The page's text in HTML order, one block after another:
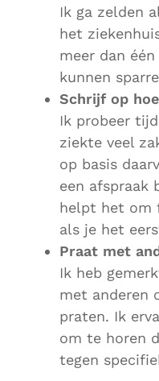
Ik ga zelden
het
meer dan
kunnen
Schrijf op
Ik probeer
ziekte veel
op basis
een afspraak
helpt het om
als je het
Praat met
Ik heb
met anderen
praten. Ik
om te horen
tegen